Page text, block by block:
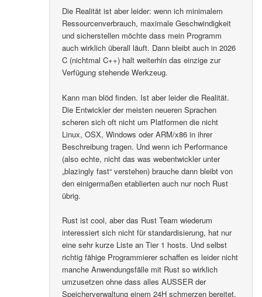
Die Realität ist aber leider: wenn ich minimalem
Ressourcenverbrauch, maximale Geschwindigkeit
und sicherstellen möchte dass mein Programm
auch wirklich überall läuft. Dann bleibt auch in 2026
C (nichtmal C++) halt weiterhin das einzige zur
Verfügung stehende Werkzeug.
Kann man blöd finden. Ist aber leider die Realität.
Die Entwickler der meisten neueren Sprachen
scheren sich oft nicht um Platformen die nicht
Linux, OSX, Windows oder ARM/x86 in ihrer
Beschreibung tragen. Und wenn ich Performance
(also echte, nicht das was webentwickler unter
„blazingly fast“ verstehen) brauche dann bleibt von
den einigermaßen etablierten auch nur noch Rust
übrig.
Rust ist cool, aber das Rust Team wiederum
interessiert sich nicht für standardisierung, hat nur
eine sehr kurze Liste an Tier 1 hosts. Und selbst
richtig fähige Programmierer schaffen es leider nicht
manche Anwendungsfälle mit Rust so wirklich
umzusetzen ohne dass alles AUSSER der
Speicherverwaltung einem 24H schmerzen bereitet.